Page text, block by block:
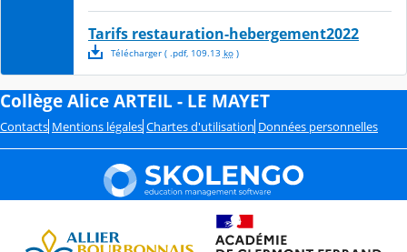
Tarifs restauration-hebergement2022
Télécharger( .pdf, 109.13 ko)
Collège Alice ARTEIL - LE MAYET
Contacts Mentions légales Chartes d'utilisation Données personnelles